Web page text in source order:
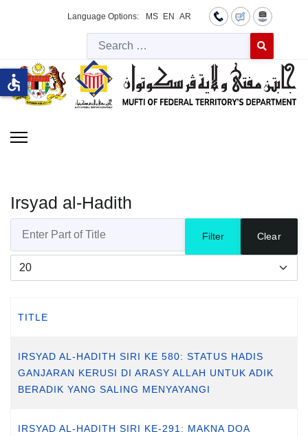
Language Options: MS EN AR
Type 2 or
Irsyad al-Hadith
Filter Clear
Display #
TITLE
IRSYAD AL-HADITH SIRI KE 580: STATUS HADIS
GANJARAN KERUSI DI ARASY ALLAH UNTUK ADIK
BERADIK YANG SALING MENYAYANGI
IRSYAD AL-HADITH SIRI KE-291: MAKNA DOA
accessible